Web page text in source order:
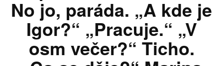
No jo, paráda. „A kde je
Igor?“ „Pracuje.“ „V
osm večer?“ Ticho.